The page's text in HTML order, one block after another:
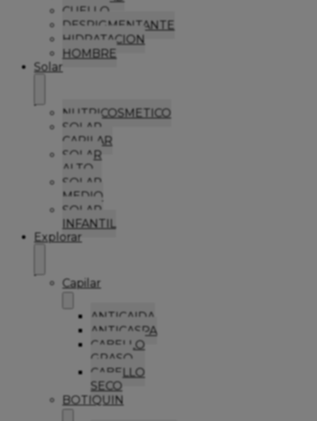
CUELLO
DESPIGMENTANTE
HIDRATACION
HOMBRE
Solar
NUTRICOSMETICO
SOLAR
CAPILAR
SOLAR
ALTO
SOLAR
MEDIO
SOLAR
INFANTIL
Explorar
Capilar
ANTICAIDA
ANTICASPA
CABELLO
GRASO
CABELLO
SECO
BOTIQUIN